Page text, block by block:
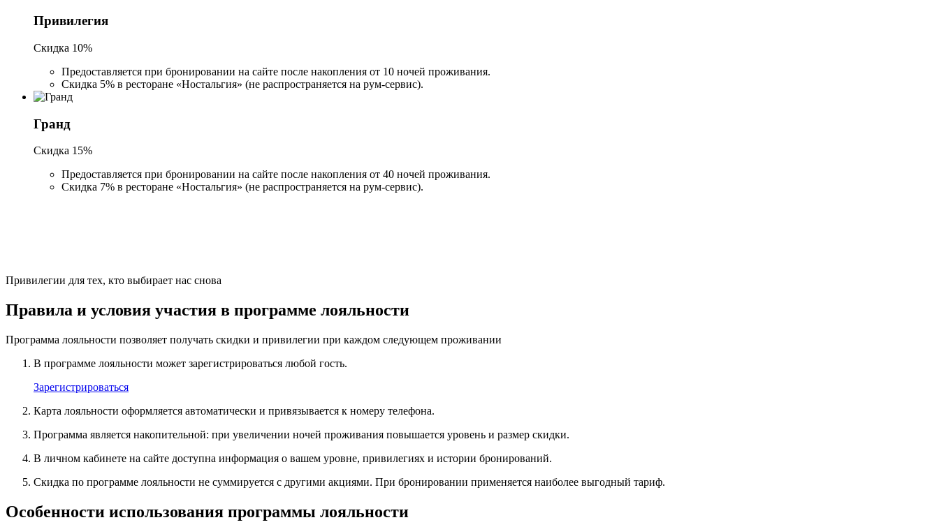
Привилегия
Скидка 10%
Предоставляется при бронировании на сайте после накопления от 10 ночей проживания.
Скидка 5% в ресторане «Ностальгия» (не распространяется на рум-сервис).
Гранд
Скидка 15%
Предоставляется при бронировании на сайте после накопления от 40 ночей проживания.
Скидка 7% в ресторане «Ностальгия» (не распространяется на рум-сервис).
Привилегии для тех, кто выбирает нас снова
Правила и условия участия в программе лояльности
Программа лояльности позволяет получать скидки и привилегии при каждом следующем проживании
В программе лояльности может зарегистрироваться любой гость.
Зарегистрироваться
Карта лояльности оформляется автоматически и привязывается к номеру телефона.
Программа является накопительной: при увеличении ночей проживания повышается уровень и размер скидки.
В личном кабинете на сайте доступна информация о вашем уровне, привилегиях и истории бронирований.
Скидка по программе лояльности не суммируется с другими акциями. При бронировании применяется наиболее выгодный тариф.
Особенности использования программы лояльности